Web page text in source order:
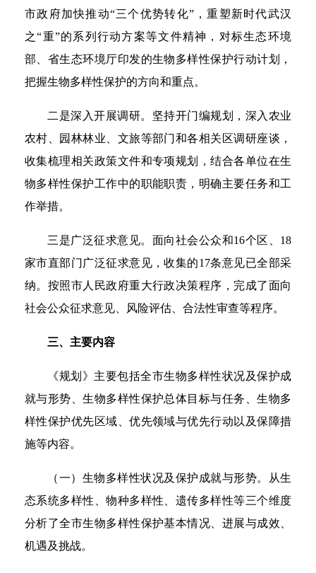
市政府加快推动“三个优势转化”，重塑新时代武汉
之“重”的系列行动方案等文件精神，对标生态环境
部、省生态环境厅印发的生物多样性保护行动计划，
把握生物多样性保护的方向和重点。
二是深入开展调研。坚持开门编规划，深入农业
农村、园林林业、文旅等部门和各相关区调研座谈，
收集梳理相关政策文件和专项规划，结合各单位在生
物多样性保护工作中的职能职责，明确主要任务和工
作举措。
三是广泛征求意见。面向社会公众和16个区、18
家市直部门广泛征求意见，收集的17条意见已全部采
纳。按照市人民政府重大行政决策程序，完成了面向
社会公众征求意见、风险评估、合法性审查等程序。
三、主要内容
《规划》主要包括全市生物多样性状况及保护成
就与形势、生物多样性保护总体目标与任务、生物多
样性保护优先区域、优先领域与优先行动以及保障措
施等内容。
（一）生物多样性状况及保护成就与形势。从生
态系统多样性、物种多样性、遗传多样性等三个维度
分析了全市生物多样性保护基本情况、进展与成效、
机遇及挑战。